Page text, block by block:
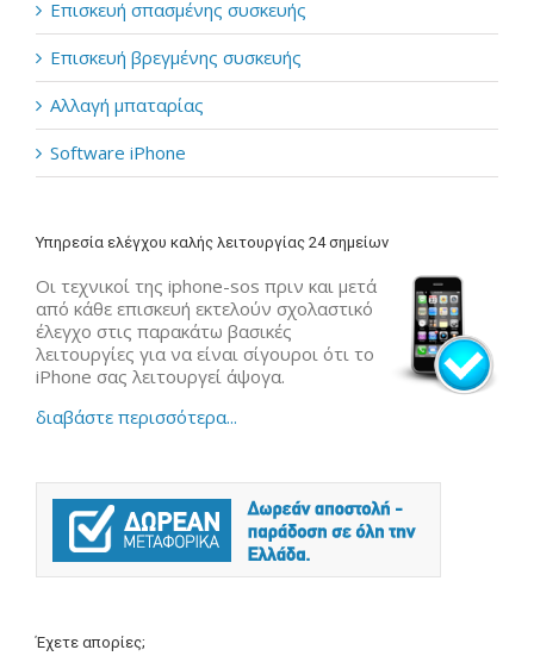
Επισκευή σπασμένης συσκευής
Επισκευή βρεγμένης συσκευής
Αλλαγή μπαταρίας
Software iPhone
Υπηρεσία ελέγχου καλής λειτουργίας 24 σημείων
Οι τεχνικοί της iphone-sos πριν και μετά
από κάθε επισκευή εκτελούν σχολαστικό
έλεγχο στις παρακάτω βασικές
λειτουργίες για να είναι σίγουροι ότι το
iPhone σας λειτουργεί άψογα.
διαβάστε περισσότερα...
Έχετε απορίες;